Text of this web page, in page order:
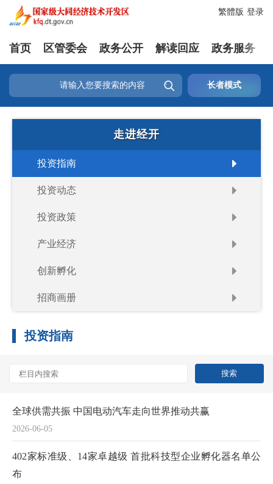
登录
繁體版
首页 区管委会 政务公开 解读回应 政务服务
 长者模式
走进经开
投资指南
投资动态
投资政策
产业经济
创新孵化
招商画册
投资指南
2026-06-05
全球供需共振 中国电动汽车走向世界推动共赢
402家标准级、14家卓越级 首批科技型企业孵化器名单公
布